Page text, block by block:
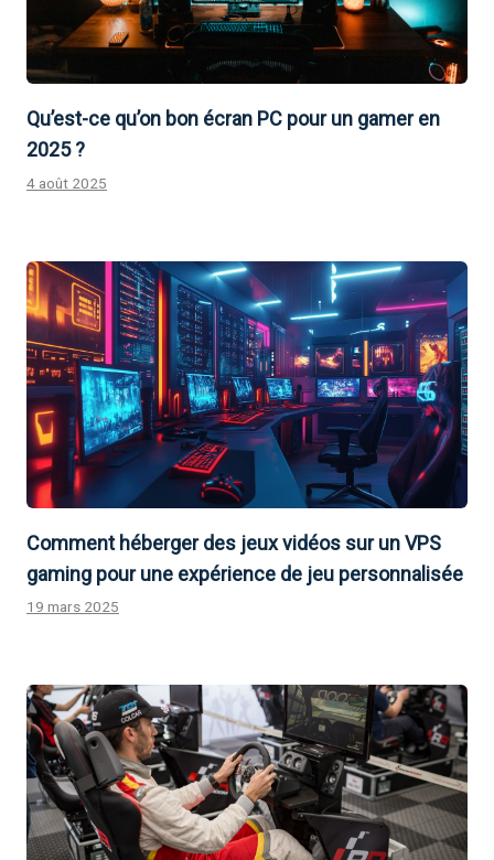
Qu’est-ce qu’on bon écran PC pour un gamer en
2025 ?
4 août 2025
Comment héberger des jeux vidéos sur un VPS
gaming pour une expérience de jeu personnalisée
19 mars 2025